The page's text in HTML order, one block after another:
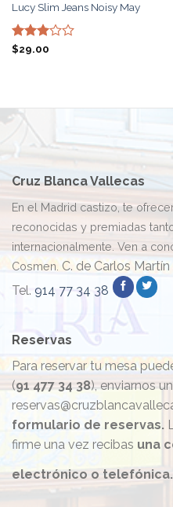
Lucy Slim Jeans Noisy May
Valorado
$29.00
Cruz Blanca Vallecas
En el Madrid castizo, te
reconocidas y premiadas
internacionalmente. Ven a
Cosmen. C. de Carlos
Tel. 914 77 34 38
Reservas
Para reservar tu mesa
(91 477 34 38), enviarnos
formulario de reservas.
firme una vez recibas una
electrónico o telefónica.